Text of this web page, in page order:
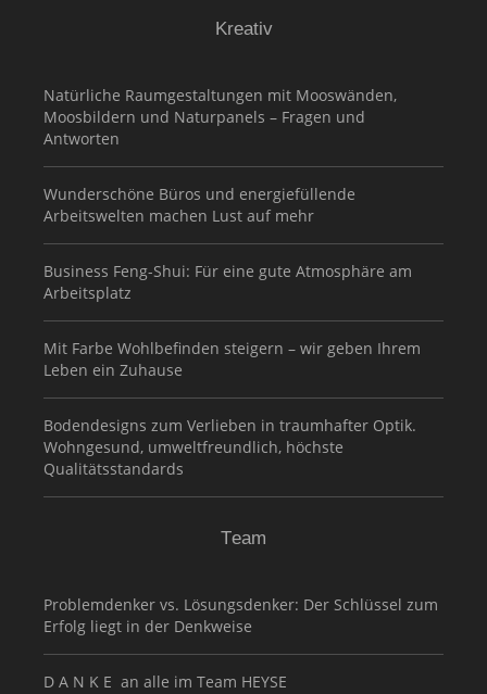
Kreativ
Natürliche Raumgestaltungen mit Mooswänden,
Moosbildern und Naturpanels – Fragen und
Antworten
Wunderschöne Büros und energiefüllende
Arbeitswelten machen Lust auf mehr
Business Feng-Shui: Für eine gute Atmosphäre am
Arbeitsplatz
Mit Farbe Wohlbefinden steigern – wir geben Ihrem
Leben ein Zuhause
Bodendesigns zum Verlieben in traumhafter Optik.
Wohngesund, umweltfreundlich, höchste
Qualitätsstandards
Team
Problemdenker vs. Lösungsdenker: Der Schlüssel zum
Erfolg liegt in der Denkweise
D A N K E an alle im Team HEYSE